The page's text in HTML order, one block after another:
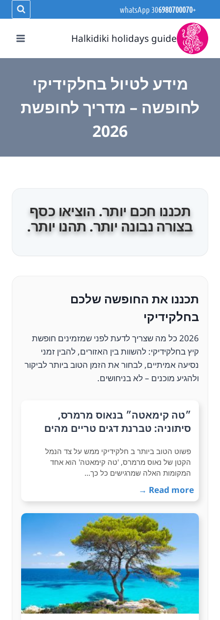
to
content
+30
6980700070
Halkidiki holidays guide
מידע לטיול בחלקידיקי
לחופשה – מדריך לחופשת
2026
תכננו חכם יותר. הוציאו כסף
בצורה נבונה יותר. תהנו יותר.
תכננו את החופשה שלכם
בחלקידיקי
2026 כל מה שצריך לדעת לפני שמזמינים חופשת
קיץ בחלקידיקי: להשוות בין האזורים, להבין זמני
נסיעה אמיתיים, לבחור את הזמן הטוב ביותר לביקור
ולהגיע מוכנים – לא בניחושים.
״טה קימאטה״ בנאוס מרמרס,
סיתוניה: טברנת דגים טריים מהים
פשוט הטוב ביותר ב חלקידיקי ממש על צד הנמל
הקטן של נאוס מרמרס, 'טה קימאטה' הוא אחד
המקומות האלה שמרגישים כל כך…
Read more →